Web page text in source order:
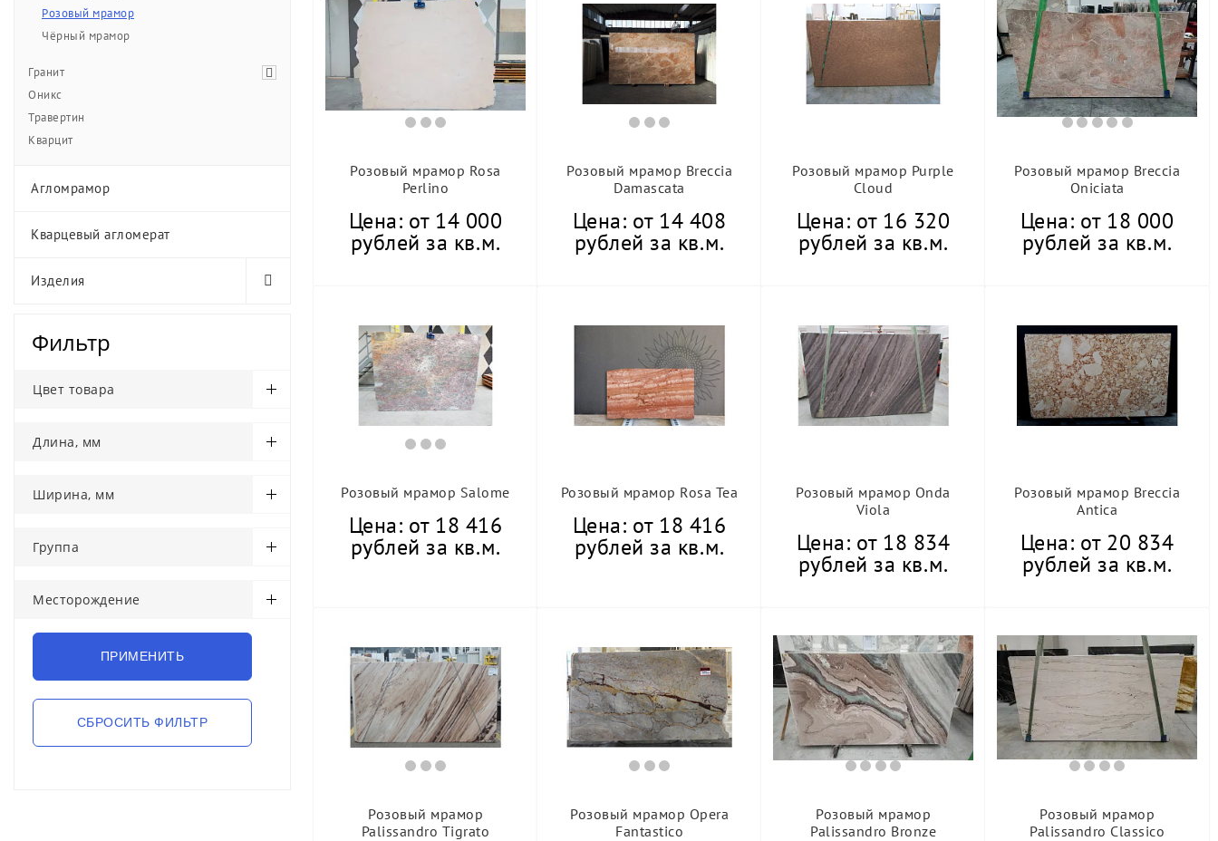
Розовый мрамор
Чёрный мрамор
Гранит
Оникс
Травертин
Кварцит
Агломрамор
Кварцевый агломерат
Изделия
Фильтр
Цвет товара
Длина, мм
Ширина, мм
Группа
Месторождение
Розовый мрамор Rosa
Perlino
Цена: от 14 000
рублей за кв.м.
Розовый мрамор Breccia
Damascata
Цена: от 14 408
рублей за кв.м.
Розовый мрамор Purple
Cloud
Цена: от 16 320
рублей за кв.м.
Розовый мрамор Breccia
Oniciata
Цена: от 18 000
рублей за кв.м.
Розовый мрамор Salome
Цена: от 18 416
рублей за кв.м.
Розовый мрамор Rosa Tea
Цена: от 18 416
рублей за кв.м.
Розовый мрамор Onda
Viola
Цена: от 18 834
рублей за кв.м.
Розовый мрамор Breccia
Antica
Цена: от 20 834
рублей за кв.м.
Розовый мрамор
Palissandro Tigrato
Розовый мрамор Opera
Fantastico
Розовый мрамор
Palissandro Bronze
Розовый мрамор
Palissandro Classico